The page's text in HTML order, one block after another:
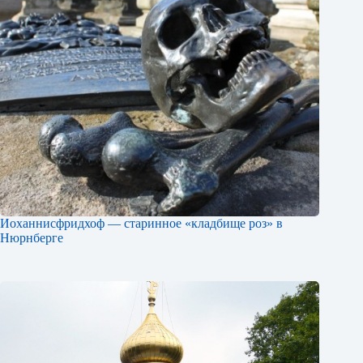
Иоханнисфридхоф — старинное «кладбище роз» в
Нюрнберге